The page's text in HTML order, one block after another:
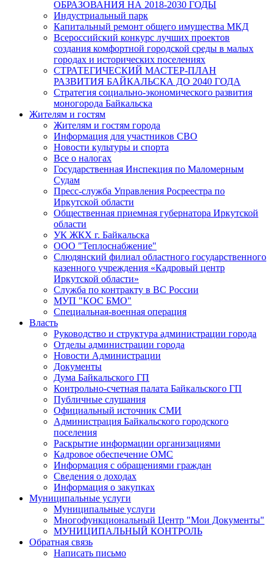
ОБРАЗОВАНИЯ НА 2018-2030 ГОДЫ
Индустриальный парк
Капитальный ремонт общего имущества МКД
Всероссийский конкурс лучших проектов
создания комфортной городской среды в малых
городах и исторических поселениях
СТРАТЕГИЧЕСКИЙ МАСТЕР-ПЛАН
РАЗВИТИЯ БАЙКАЛЬСКА ДО 2040 ГОДА
Стратегия социально-экономического развития
моногорода Байкальска
Жителям и гостям
Жителям и гостям города
Информация для участников СВО
Новости культуры и спорта
Все о налогах
Государственная Инспекция по Маломерным
Судам
Пресс-служба Управления Росреестра по
Иркутской области
Общественная приемная губернатора Иркутской
области
УК ЖКХ г. Байкальска
ООО "Теплоснабжение"
Слюдянский филиал областного государственного
казенного учреждения «Кадровый центр
Иркутской области»
Служба по контракту в ВС России
МУП "КОС БМО"
Специальная-военная операция
Власть
Руководство и структура администрации города
Отделы администрации города
Новости Администрации
Документы
Дума Байкальского ГП
Контрольно-счетная палата Байкальского ГП
Публичные слушания
Официальный источник СМИ
Администрация Байкальского городского
поселения
Раскрытие информации организациями
Кадровое обеспечение ОМС
Информация с обращениями граждан
Сведения о доходах
Информация о закупках
Муниципальные услуги
Муниципальные услуги
Многофункциональный Центр "Мои Документы"
МУНИЦИПАЛЬНЫЙ КОНТРОЛЬ
Обратная связь
Написать письмо